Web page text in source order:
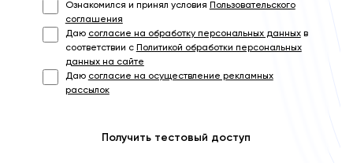
Ознакомился и принял условия
Пользовательского
соглашения
Даю согласие на обработку персональных данныхв
соответствии с
Политикой обработки персональных
данных на сайте
Даю согласие на осуществление рекламных
рассылок
Получить тестовый доступ